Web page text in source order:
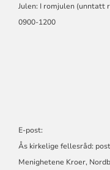
Julen: I romjulen (unntatt
0900-1200
E-post:
Ås kirkelige fellesråd:
Menighetene Kroer,